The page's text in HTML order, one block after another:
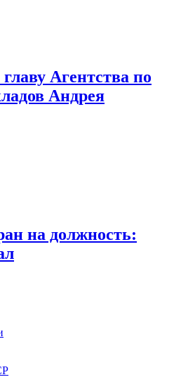
Агентства по
Андрея
на должность: